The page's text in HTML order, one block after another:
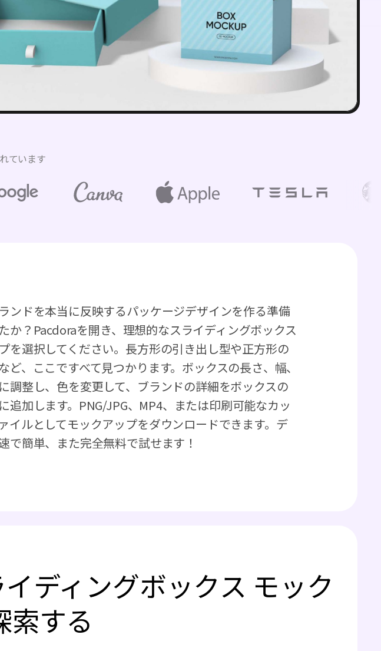
ています
ンドを本当に反映するパッケージデザインを作る準備
か？Pacdoraを開き、理想的なスライディングボックス
を選択してください。長方形の引き出し型や正方形の
ど、ここですべて見つかります。ボックスの長さ、幅、
調整し、色を変更して、ブランドの詳細をボックスの
追加します。PNG/JPG、MP4、または印刷可能なカッ
イルとしてモックアップをダウンロードできます。デ
で簡単、また完全無料で試せます！
ディングボックス モック
索する